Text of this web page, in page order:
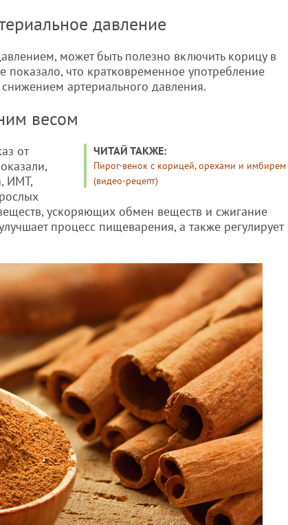
давление
может быть полезно включить корицу в
что кратковременное употребление
артериального давления.
весом
ЧИТАЙ ТАКЖЕ:
Пирог-венок с корицей, орехами и имбирем
(видео-рецепт)
от
ИМТ,
ускоряющих обмен веществ и сжигание
процесс пищеварения, а также регулирует